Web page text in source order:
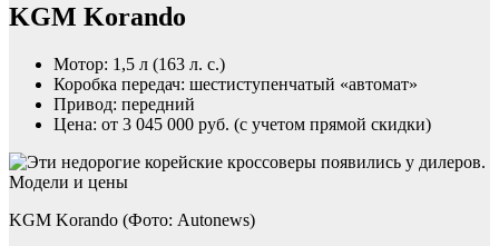
KGM Korando
Мотор: 1,5 л (163 л. с.)
Коробка передач: шестиступенчатый «автомат»
Привод: передний
Цена: от 3 045 000 руб. (с учетом прямой скидки)
KGM Korando (Фото: Autonews)